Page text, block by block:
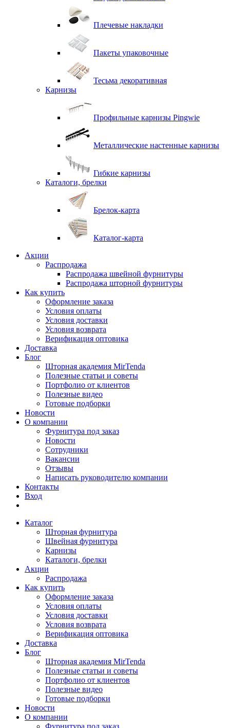
Плечевые накладки
Пакеты упаковочные
Тесьма декоративная
Карнизы
Профильные карнизы Pingwie
Металлические настенные карнизы
Гибкие карнизы
Каталоги, брелки
Брелок-карта
Каталог-карта
Акции
Распродажа
Распродажа швейной фурнитуры
Распродажа шторной фурнитуры
Как купить
Оформление заказа
Условия оплаты
Условия доставки
Условия возврата
Верификация оптовика
Доставка
Блог
Шторная академия MirTenda
Полезные статьи и советы
Портфолио от клиентов
Полезные видео
Готовые подборки
Новости
О компании
Фурнитура под заказ
Новости
Сотрудники
Вакансии
Отзывы
Написать руководителю компании
Контакты
Вход
Каталог
Шторная фурнитура
Швейная фурнитура
Карнизы
Каталоги, брелки
Акции
Распродажа
Как купить
Оформление заказа
Условия оплаты
Условия доставки
Условия возврата
Верификация оптовика
Доставка
Блог
Шторная академия MirTenda
Полезные статьи и советы
Портфолио от клиентов
Полезные видео
Готовые подборки
Новости
О компании
Фурнитура под заказ